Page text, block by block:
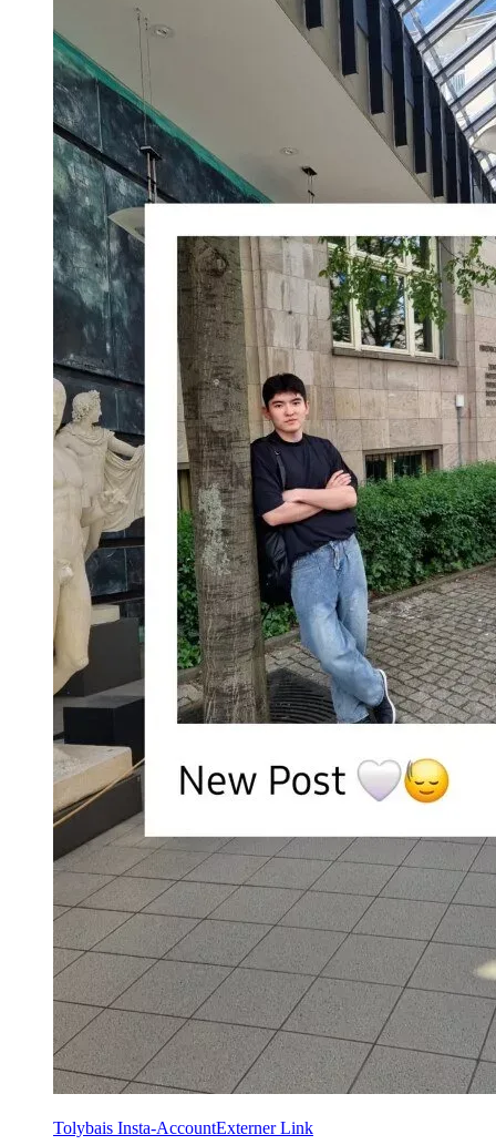
Tolybais Insta-AccountExterner Link